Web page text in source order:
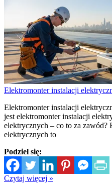
Elektromonter instalacji
Elektromonter instalacji
jest elektromonter instalacji
elektrycznych – co to za zawód?
elektrycznych to
Podziel się:
Czytaj więcej »